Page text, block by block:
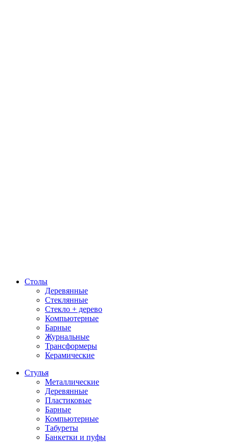
Столы
Деревянные
Стеклянные
Стекло + дерево
Компьютерные
Барные
Журнальные
Трансформеры
Керамические
Стулья
Металлические
Деревянные
Пластиковые
Барные
Компьютерные
Табуреты
Банкетки и пуфы